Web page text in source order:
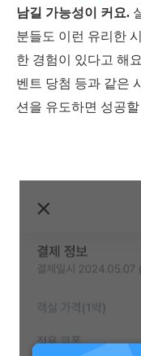
남길 가능성이 커요.
분들도 이런 유리한
한 경험이 있다고 해
벤트 당첨 등과 같은
션을 유도하면 성공